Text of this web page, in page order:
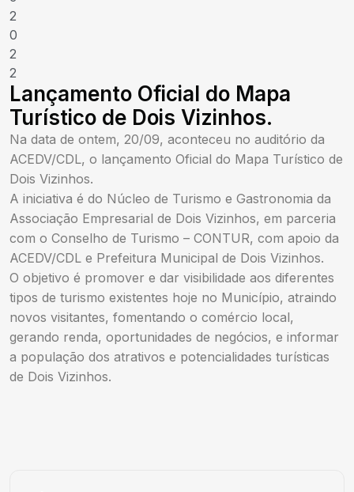
2
0
2
2
Lançamento Oficial do Mapa
Turístico de Dois Vizinhos.
Na data de ontem, 20/09, aconteceu no auditório da
ACEDV/CDL, o lançamento Oficial do Mapa Turístico de
Dois Vizinhos.
A iniciativa é do Núcleo de Turismo e Gastronomia da
Associação Empresarial de Dois Vizinhos, em parceria
com o Conselho de Turismo – CONTUR, com apoio da
ACEDV/CDL e Prefeitura Municipal de Dois Vizinhos.
O objetivo é promover e dar visibilidade aos diferentes
tipos de turismo existentes hoje no Município, atraindo
novos visitantes, fomentando o comércio local,
gerando renda, oportunidades de negócios, e informar
a população dos atrativos e potencialidades turísticas
de Dois Vizinhos.